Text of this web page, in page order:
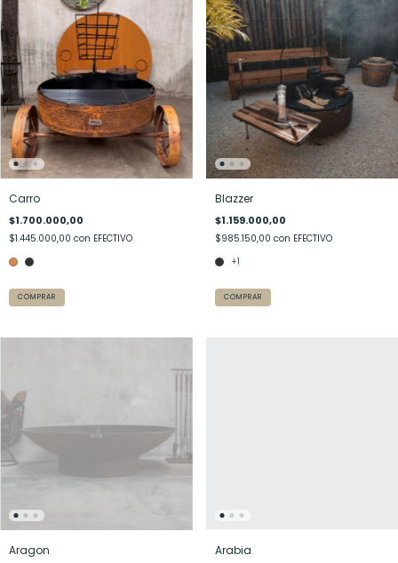
Carro
$1.700.000,00
$1.445.000,00 con EFECTIVO
COMPRAR
Blazzer
$1.159.000,00
$985.150,00 con EFECTIVO
+1
COMPRAR
Aragon Arabia